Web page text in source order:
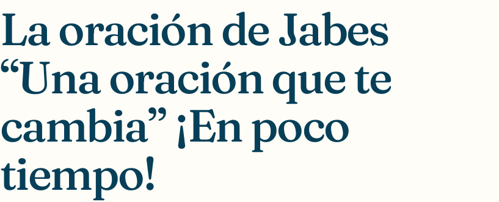
La oración de Jabes
“Una oración que te
cambia” ¡En poco
tiempo!